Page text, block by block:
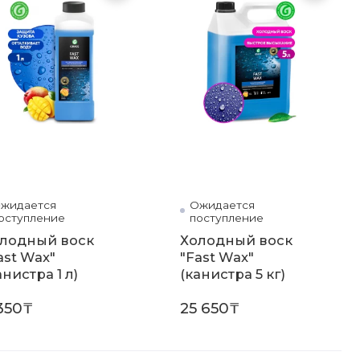
воск
Wax"
1 л)
Ожидается
поступление
Холодный воск
"Fast Wax"
(канистра 5 кг)
25 650₸